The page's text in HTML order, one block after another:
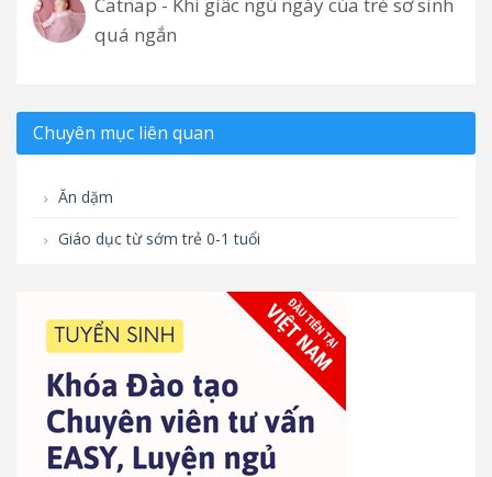
Catnap - Khi giấc ngủ ngày của trẻ sơ sinh
quá ngắn
Chuyên mục liên quan
Ăn dặm
Giáo dục từ sớm trẻ 0-1 tuổi